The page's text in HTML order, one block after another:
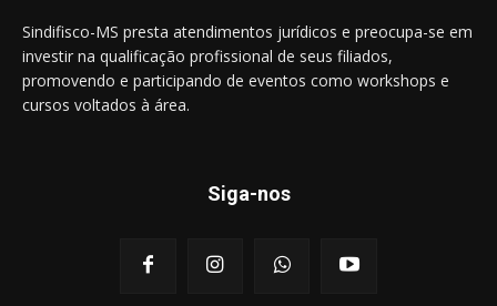
Sindifisco-MS presta atendimentos jurídicos e preocupa-se em
investir na qualificação profissional de seus filiados,
promovendo e participando de eventos como workshops e
cursos voltados à área.
Siga-nos